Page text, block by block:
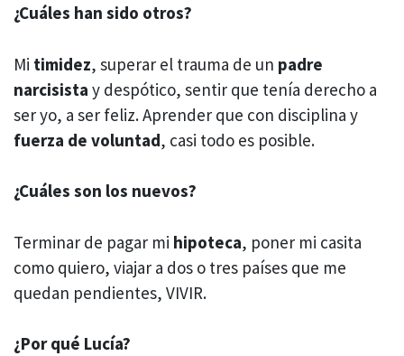
¿Cuáles han sido otros?
Mi timidez, superar el trauma de un padre
narcisista y despótico, sentir que tenía derecho a
ser yo, a ser feliz. Aprender que con disciplina y
fuerza de voluntad, casi todo es posible.
¿Cuáles son los nuevos?
Terminar de pagar mi hipoteca, poner mi casita
como quiero, viajar a dos o tres países que me
quedan pendientes, VIVIR.
¿Por qué Lucía?